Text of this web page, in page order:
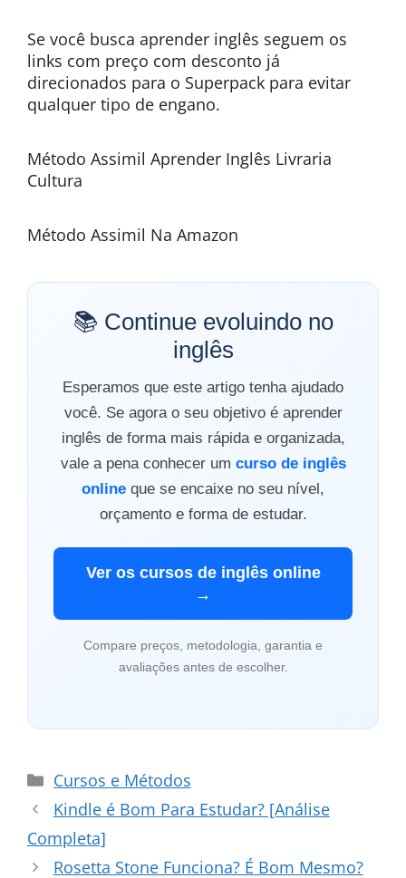
Se você busca aprender inglês seguem os
links com preço com desconto já
direcionados para o Superpack para evitar
qualquer tipo de engano.
Método Assimil Aprender Inglês Livraria
Cultura
Método Assimil Na Amazon
📚 Continue evoluindo no
inglês
Esperamos que este artigo tenha ajudado
você. Se agora o seu objetivo é aprender
inglês de forma mais rápida e organizada,
vale a pena conhecer um curso de inglês
online que se encaixe no seu nível,
orçamento e forma de estudar.
Ver os cursos de inglês online
→
Compare preços, metodologia, garantia e
avaliações antes de escolher.
Categorias
Cursos e Métodos
Kindle é Bom Para Estudar? [Análise
Completa]
Rosetta Stone Funciona? É Bom Mesmo?